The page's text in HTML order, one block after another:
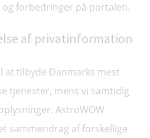
forbedringer på portalen.
af privatinformation
at tilbyde Danmarks mest
tjenester, mens vi samtidig
AstroWOW
sammendrag af forskellige